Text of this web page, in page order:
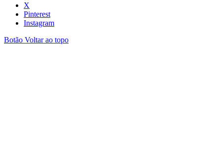
X
Pinterest
Instagram
Botão Voltar ao topo